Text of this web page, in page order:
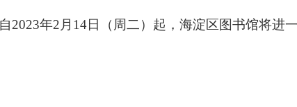
2023年2 月 14日（周二）起，海淀区图书馆将进